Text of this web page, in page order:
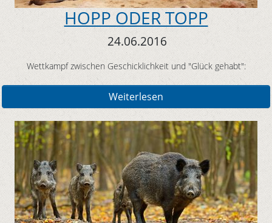
HOPP ODER TOPP
24.06.2016
Wettkampf zwischen Geschicklichkeit und "Glück gehabt":
Weiterlesen